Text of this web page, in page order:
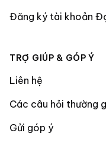
Đăng ký tài khoản
TRỢ GIÚP & GÓP Ý
Liên hệ
Các câu hỏi thường
Gửi góp ý